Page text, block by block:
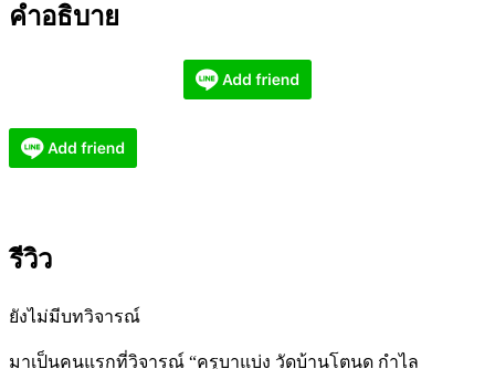
คำอธิบาย
รีวิว
ยังไม่มีบทวิจารณ์
มาเป็นคนแรกที่วิจารณ์ “ครูบาแบ่ง วัดบ้านโตนด กำไล